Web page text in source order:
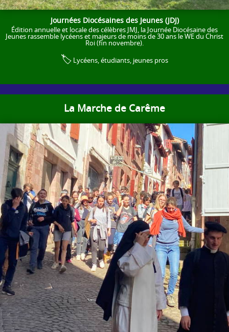
Journées Diocésaines des Jeunes (JDJ)
Édition annuelle et locale des célèbres JMJ, la Journée Diocésaine des
Jeunes rassemble lycéens et majeurs de moins de 30 ans le WE du Christ
Roi (fin novembre).
🏷️ Lycéens, étudiants, jeunes pros
La Marche de Carême